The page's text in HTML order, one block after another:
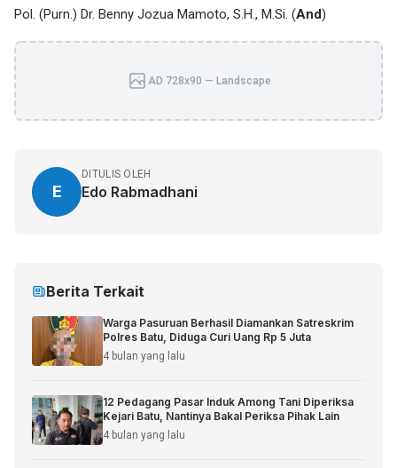
Pol. (Purn.) Dr. Benny Jozua Mamoto, S.H., M.Si. (And)
AD 728x90 — Landscape
E
DITULIS OLEH
Edo Rabmadhani
Berita Terkait
Warga Pasuruan Berhasil Diamankan Satreskrim
Polres Batu, Diduga Curi Uang Rp 5 Juta
4 bulan yang lalu
12 Pedagang Pasar Induk Among Tani Diperiksa
Kejari Batu, Nantinya Bakal Periksa Pihak Lain
4 bulan yang lalu